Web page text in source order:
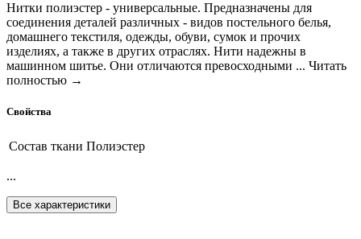
Нитки полиэстер - универсальные. Предназначены для
соединения деталей различных - видов постельного белья,
домашнего текстиля, одежды, обуви, сумок и прочих
изделиях, а также в других отраслях. Нити надежны в
машинном шитье. Они отличаются превосходными ... Читать
полностью →
Свойства
Состав ткани Полиэстер
...
Все характеристики